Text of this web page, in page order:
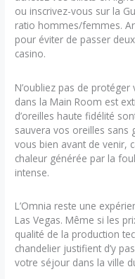
ou inscrivez-vous sur la
ratio hommes/femmes.
pour éviter de passer
casino.
N’oubliez pas de
dans la Main Room est
d’oreilles haute fidélité
sauvera vos oreilles sans
vous bien avant de venir,
chaleur générée par la
intense.
L’Omnia reste une
Las Vegas. Même si les
qualité de la production
chandelier justifient d’y
votre séjour dans la ville